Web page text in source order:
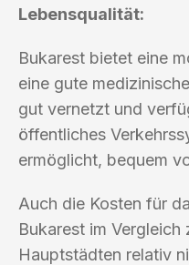
Lebensqualität:
Bukarest bietet eine
eine gute
gut vernetzt und
öffentliches
ermöglicht, bequem
Auch die Kosten für
Bukarest im Vergleich
Hauptstädten relativ